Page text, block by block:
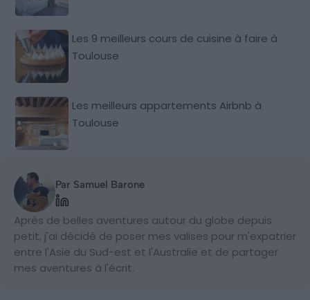
Les 9 meilleurs cours de cuisine à faire à
Toulouse
Les meilleurs appartements Airbnb à
Toulouse
Par Samuel Barone
Après de belles aventures autour du globe depuis
petit, j'ai décidé de poser mes valises pour m'expatrier
entre l'Asie du Sud-est et l'Australie et de partager
mes aventures à l'écrit.